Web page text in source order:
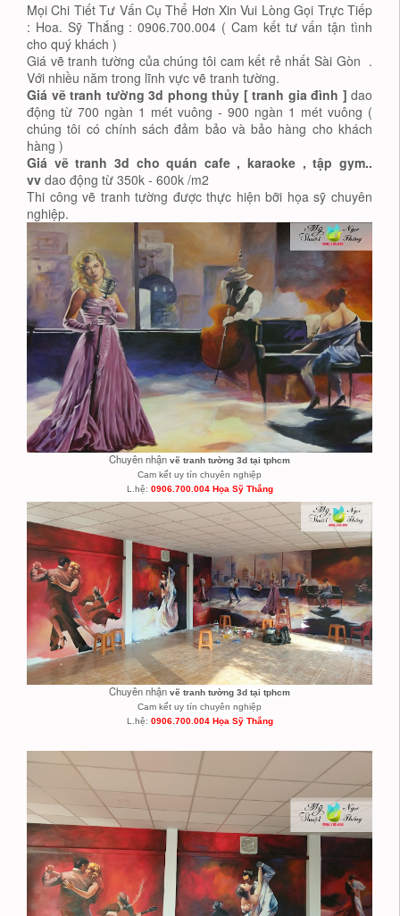
Mọi Chi Tiết Tư Vấn Cụ Thể Hơn Xin Vui Lòng Gọi Trực Tiếp
: Hoa. Sỹ Thắng : 0906.700.004 ( Cam kết tư vấn tận tình
cho quý khách )
Giá vẽ tranh tường của chúng tôi cam kết rẻ nhất Sài Gòn .
Với nhiều năm trong lĩnh vực vẽ tranh tường.
Giá vẽ tranh tường 3d phong thủy [ tranh gia đình ] dao
động từ 700 ngàn 1 mét vuông - 900 ngàn 1 mét vuông (
chúng tôi có chính sách đảm bảo và bảo hàng cho khách
hàng )
Giá vẽ tranh 3d cho quán cafe , karaoke , tập gym..
vv dao động từ 350k - 600k /m2
Thi công vẽ tranh tường được thực hiện bỡi họa sỹ chuyên
nghiệp.
Chuyên nhận vẽ tranh tường 3d tại tphcm
Cam kết uy tín chuyên nghiệp
L.hệ: 0906.700.004 Họa Sỹ Thắng
Chuyên nhận vẽ tranh tường 3d tại tphcm
Cam kết uy tín chuyên nghiệp
L.hệ: 0906.700.004 Họa Sỹ Thắng